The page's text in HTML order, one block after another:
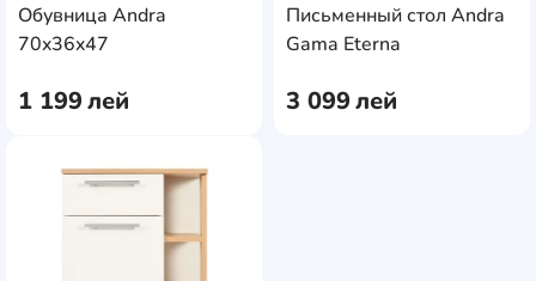
Обувница Andra
70x36x47
1 199лей
AddCardToCart
Письменный стол Andra
Gama Eterna
3 099лей